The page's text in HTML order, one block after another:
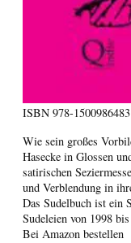
ISBN 978-1500986483
Wie sein großes
Hasecke in Glossen
satirischen
und Verblendung in
Das Sudelbuch ist ein
Sudeleien von 1998
Bei Amazon bestellen